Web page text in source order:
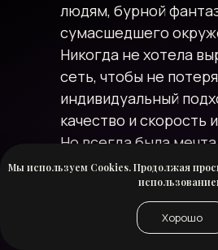
людям, бурной
сумасшедшего
Никогда не хотела
сеть, чтобы не
индивидуальный
качество и скорость
Но всегда была
совершенный клуб в
у жителей страны
вырваться на
город. В итоге многие
Мы используем Cookies. Продолжая
Хорошо